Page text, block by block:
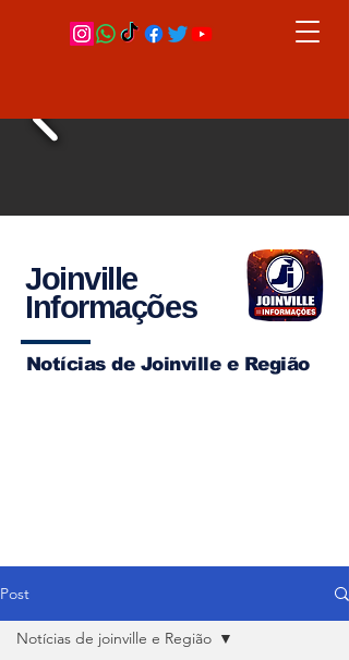
Joinville
Informações
Notícias de Joinville e Região
Post
Notícias de joinville e Região